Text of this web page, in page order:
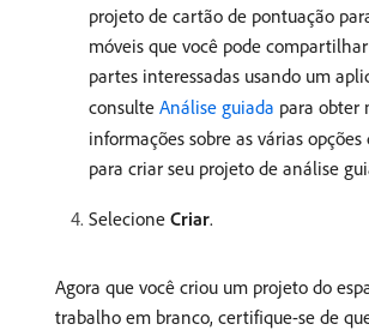
projeto de cartão de pontuação
móveis que você pode
partes interessadas usando um
consulte Análise guiada para obter
informações sobre as várias
para criar seu projeto de análise
Selecione Criar.
Agora que você criou um projeto do
trabalho em branco, certifique-se de